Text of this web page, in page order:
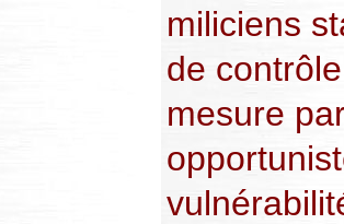
miliciens
de
mesure